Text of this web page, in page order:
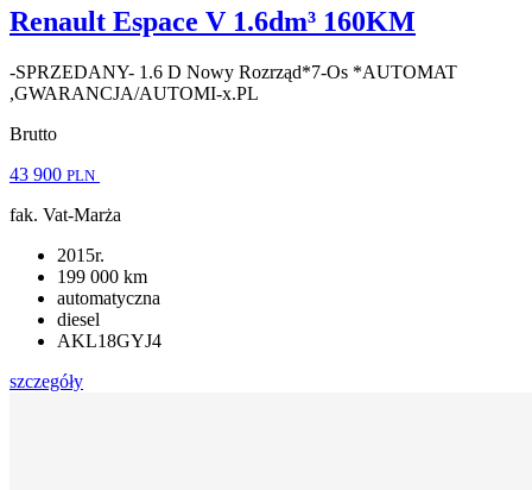
Renault Espace V 1.6dm³ 160KM
-SPRZEDANY- 1.6 D Nowy Rozrząd*7-Os *AUTOMAT
,GWARANCJA/AUTOMI-x.PL
Brutto
43 900 PLN
fak. Vat-Marża
2015r.
199 000 km
automatyczna
diesel
AKL18GYJ4
szczegóły